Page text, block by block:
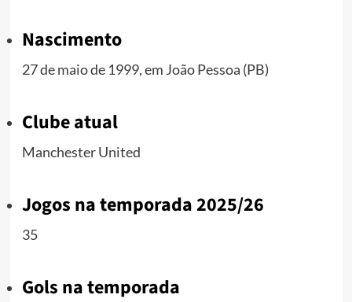
Nascimento
27 de maio de 1999, em João Pessoa (PB)
Clube atual
Manchester United
Jogos na temporada 2025/26
35
Gols na temporada